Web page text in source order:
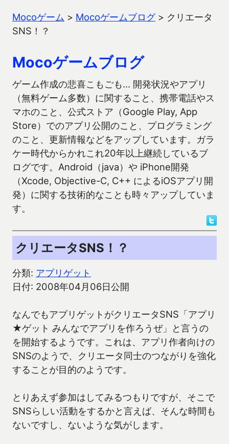
Mocoゲーム > Mocoゲームブログ> クリエータ
SNS！？
Mocoゲームブログ
ゲーム作成の悲喜こもごも… 開発状況やアプリ
（無料ゲーム多数）に関すること、携帯電話やス
マホのこと、公式ストア（Google Play, App
Store）でのアプリ公開のこと、プログラミング
のこと、更新情報などをアップしています。ガラ
ケー時代からかれこれ20年以上継続しているブ
ログです。Android（java）や iPhone開発
（Xcode, Objective-C, C++ によるiOSアプリ開
発）に関する技術的なことも時々アップしていま
す。
クリエータSNS！？
分類: アプリゲット
日付: 2008年04月06日公開
なんでもアプリゲットがクリエータSNS「アプリ
★ゲット みんなでアプリを作ろうぜ」と言うの
を開始するようです。これは、アプリ作者向けの
SNSのようで、クリエータ同士のつながりを強化
することが目的のようです。
とりあえず参加はしてみるつもりですが、そこで
SNSらしい活動をするかと言えば、そんな時間も
ないですし、ないような気がします。